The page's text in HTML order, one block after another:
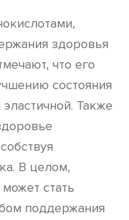
здоровья
что его
состояния
Также
В целом,
стать
поддержания